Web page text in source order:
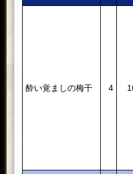
酔い覚ましの梅干 4